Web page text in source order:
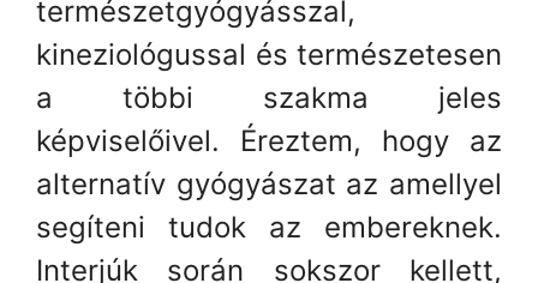
természetgyógyásszal,
kineziológussal és természetesen
a többi szakma jeles
képviselőivel. Éreztem, hogy az
alternatív gyógyászat az amellyel
segíteni tudok az embereknek.
Interjúk során sokszor kellett,